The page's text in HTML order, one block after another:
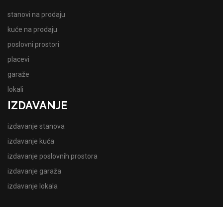
stanovi na prodaju
kuće na prodaju
poslovni prostori
placevi
garaže
lokali
IZDAVANJE
izdavanje stanova
izdavanje kuća
izdavanje poslovnih prostora
izdavanje garaža
izdavanje lokala